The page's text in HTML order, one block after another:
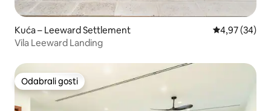
Kuća – Leeward Settlement Prosječna
4,97 (34)
Vila Leeward Landing
Odabrali gosti
Odabrali gosti